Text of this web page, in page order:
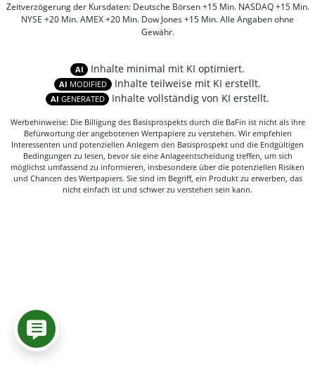
Zeitverzögerung der Kursdaten: Deutsche Börsen +15 Min. NASDAQ +15 Min.
NYSE +20 Min. AMEX +20 Min. Dow Jones +15 Min. Alle Angaben ohne
Gewähr.
AI Inhalte minimal mit KI optimiert.
AI MODIFIED Inhalte teilweise mit KI erstellt.
AI GENERATED Inhalte vollständig von KI erstellt.
Werbehinweise: Die Billigung des Basisprospekts durch die BaFin ist nicht als ihre
Befürwortung der angebotenen Wertpapiere zu verstehen. Wir empfehlen
Interessenten und potenziellen Anlegern den Basisprospekt und die Endgültigen
Bedingungen zu lesen, bevor sie eine Anlageentscheidung treffen, um sich
möglichst umfassend zu informieren, insbesondere über die potenziellen Risiken
und Chancen des Wertpapiers. Sie sind im Begriff, ein Produkt zu erwerben, das
nicht einfach ist und schwer zu verstehen sein kann.